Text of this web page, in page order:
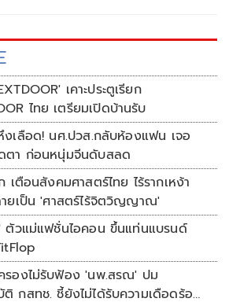
เคาะประตูเรียก
ไทย เตรียมเปิดบ้านรับ
งเลือด! นศ.ปวส.กลับห้องแฟน เจอ
ตา ก่อนหนุ่มจีนดับสลด
เตือนสังคมศาสตร์ไทย ไร้รากเหง้า
ายเป็น 'ศาสตร์ไร้จิตวิญญาณ'
ตัวแม่แฟชั่นไอคอน ขึ้นแท่นแบรนด์
รองไม่รับฟ้อง 'นพ.สรณ' ปม
กสทช. ชี้ยังไม่ได้รับความเดือดร้อน